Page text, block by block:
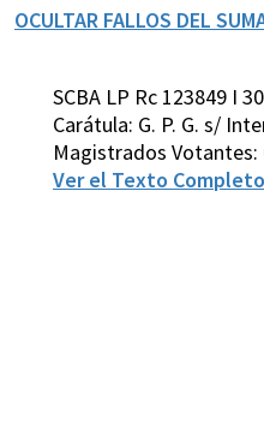
OCULTAR FALLOS DEL
SCBA LP Rc 123849 I
Carátula: G. P. G. s/
Magistrados
Ver el Texto